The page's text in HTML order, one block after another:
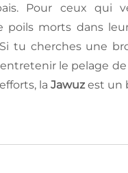
Pour ceux qui
poils morts dans
tu cherches une
le pelage
la Jawuz est un